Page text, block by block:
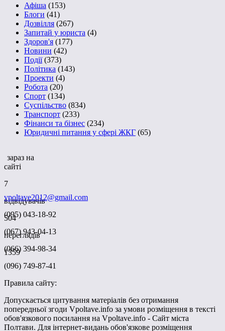
Афіша (153)
Блоги (41)
Дозвілля (267)
Запитай у юриста (4)
Здоров'я (177)
Новини (42)
Події(373)
Політика (143)
Проекти (4)
Робота (20)
Спорт (134)
Суспільство (834)
Транспорт (233)
Фінанси та бізнес (234)
Юридичні питання у сфері ЖКГ (65)
зараз на
сайті
7
відвідувачів
504
переглядів
1359
vpoltave2012@gmail.com
(095) 043-18-92
(067) 943-04-13
(066) 394-98-34
(096) 749-87-41
Правила сайту:
Допускається цитування матеріалів без отримання
попередньої згоди Vpoltave.info за умови розміщення в тексті
обов'язкового посилання на Vpoltave.info - Сайт міста
Полтави. Для інтернет-видань обов'язкове розміщення